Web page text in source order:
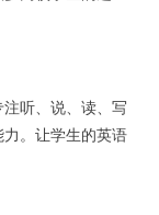
听、说、读、写
。让学生的英语